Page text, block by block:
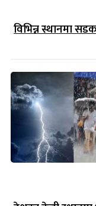
विभिन्न स्थानमा